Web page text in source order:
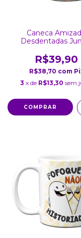
Caneca
Desdentadas
R$39,90
R$38,70 com
3 x de R$13,30 sem
COMPRAR